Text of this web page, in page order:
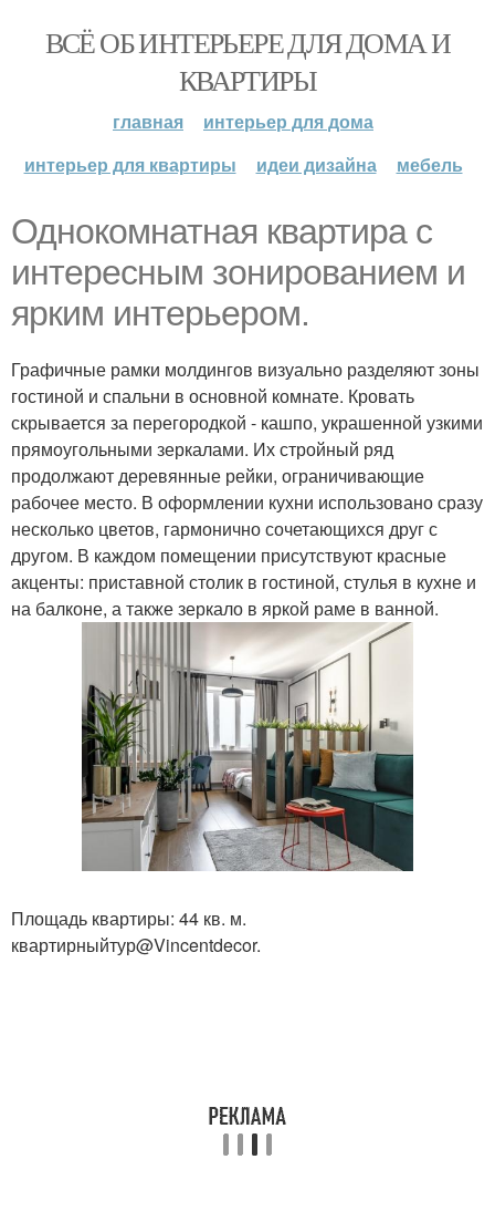
ВСЁ ОБ ИНТЕРЬЕРЕ ДЛЯ ДОМА И
КВАРТИРЫ
главная
интерьер для дома
интерьер для квартиры
идеи дизайна мебель
Однокомнатная квартира с
интересным зонированием и
ярким интерьером.
Графичные рамки молдингов визуально разделяют зоны
гостиной и спальни в основной комнате. Кровать
скрывается за перегородкой - кашпо, украшенной узкими
прямоугольными зеркалами. Их стройный ряд
продолжают деревянные рейки, ограничивающие
рабочее место. В оформлении кухни использовано сразу
несколько цветов, гармонично сочетающихся друг с
другом. В каждом помещении присутствуют красные
акценты: приставной столик в гостиной, стулья в кухне и
на балконе, а также зеркало в яркой раме в ванной.
Площадь квартиры: 44 кв. м.
квартирныйтур@Vincentdecor.